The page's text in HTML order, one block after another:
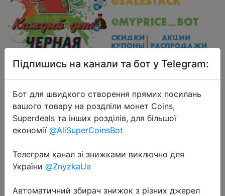
2019-09-28
Бесплатная раздача Batman: The
Enemy Within - The Telltale Series в
Free
Підпишись на канали та бот у Telegram:
Бот для швидкого створення прямих посилань
вашого товару на роздліли монет Coins,
Superdeals та інших розділів, для більшої
економії @AliSuperCoinsBot
Телеграм канал зі знижками виключно для
України @ZnyzkaUa
Автоматичний збирач знижок з різних джерел